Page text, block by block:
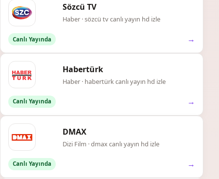
Sözcü TV
Haber · sözcü tv canlı yayın hd izle
Canlı Yayında →
Habertürk
Haber · habertürk canlı yayın hd izle
Canlı Yayında →
DMAX
Dizi Film · dmax canlı yayın hd izle
Canlı Yayında →